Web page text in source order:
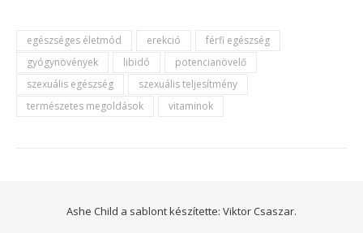
egészséges életmód erekció
férfi egészség
gyógynövények
libidó
potencianövelő
szexuális egészség
szexuális teljesítmény
természetes megoldások
vitaminok
Ashe Child a sablont készítette: Viktor Csaszar.